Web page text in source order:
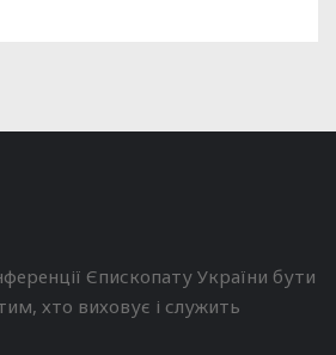
Єпископату України бути
хто виховує і служить